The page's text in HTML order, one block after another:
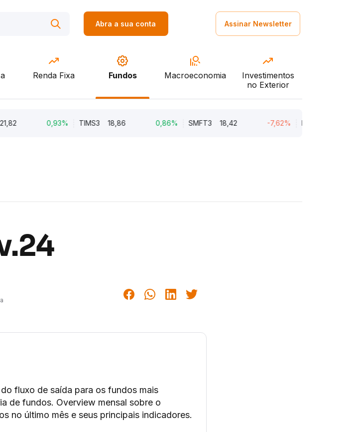
Abra a sua conta Assinar Newsletter
Renda Fixa Fundos Macroeconomia
Investimentos
no Exterior
0,93% TIMS3 18,86 0,86% SMFT3 18,42 -7,62% BRAV3
fluxo de saída para os fundos mais
de fundos. Overview mensal sobre o
no último mês e seus principais indicadores.